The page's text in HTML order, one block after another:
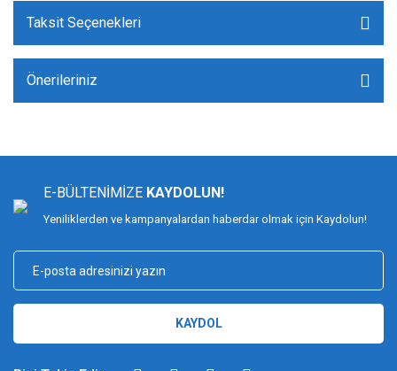
Taksit Seçenekleri
Önerileriniz
E-BÜLTENİMİZE KAYDOLUN!
Yeniliklerden ve kampanyalardan haberdar olmak için Kaydolun!
KAYDOL